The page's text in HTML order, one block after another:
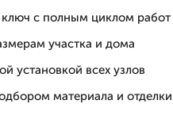
с полным циклом работ
участка и дома
установкой всех узлов
материала и отделки